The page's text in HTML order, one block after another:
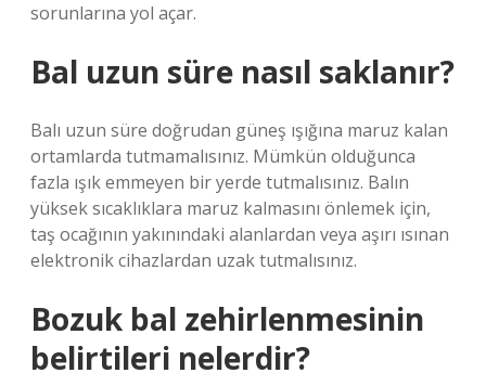
sorunlarına yol açar.
Bal uzun süre nasıl saklanır?
Balı uzun süre doğrudan güneş ışığına maruz kalan
ortamlarda tutmamalısınız. Mümkün olduğunca
fazla ışık emmeyen bir yerde tutmalısınız. Balın
yüksek sıcaklıklara maruz kalmasını önlemek için,
taş ocağının yakınındaki alanlardan veya aşırı ısınan
elektronik cihazlardan uzak tutmalısınız.
Bozuk bal zehirlenmesinin
belirtileri nelerdir?